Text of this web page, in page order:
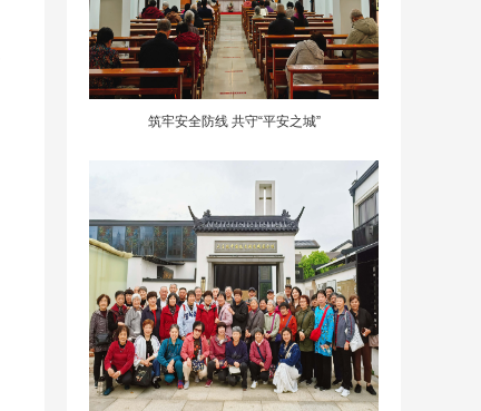
筑牢安全防线 共守“平安之城”